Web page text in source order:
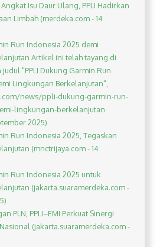
Isu Daur Ulang, PPLI Hadirkan
Limbah (merdeka.com - 14
Run Indonesia 2025 demi
Artikel ini telah tayang di
judul "PPLI Dukung Garmin Run
Lingkungan Berkelanjutan",
news/ppli-dukung-garmin-run-
lingkungan-berkelanjutan
2025)
Run Indonesia 2025, Tegaskan
(mnctrijaya.com - 14
Run Indonesia 2025 untuk
(jakarta.suaramerdeka.com -
PLN, PPLI–EMI Perkuat Sinergi
(jakarta.suaramerdeka.com -